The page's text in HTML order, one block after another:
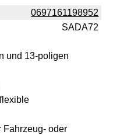
0697161198952
SADA72
und 13-poligen
Fahrzeug- oder